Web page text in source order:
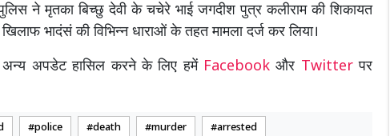
ने मृतका बिच्छु देवी के चचेरे भाई जगदीश पुत्र कलीराम की शिकायत
भादंसं की विभिन्न धाराओं के तहत मामला दर्ज कर लिया।
अपडेट हासिल करने के लिए हमें Facebookऔर Twitterपर
police death murder arrested